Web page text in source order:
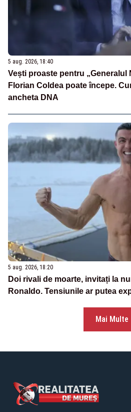
5 aug. 2026, 18:40
Vești proaste pentru „Generalul
Florian Coldea poate începe.
ancheta DNA
5 aug. 2026, 18:20
Doi rivali de moarte, invitați la
Ronaldo. Tensiunile ar putea
Mai Multe